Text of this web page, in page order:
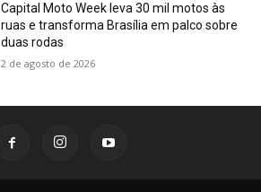
Capital Moto Week leva 30 mil motos às
ruas e transforma Brasília em palco sobre
duas rodas
2 de agosto de 2026